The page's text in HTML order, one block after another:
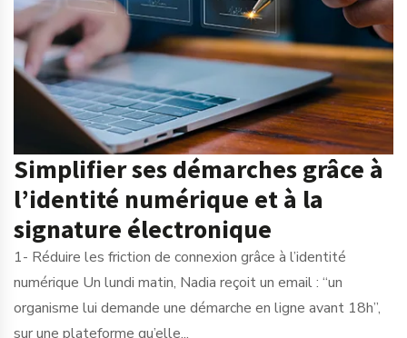
Simplifier ses démarches grâce à
l’identité numérique et à la
signature électronique
1- Réduire les friction de connexion grâce à l’identité
numérique Un lundi matin, Nadia reçoit un email : “un
organisme lui demande une démarche en ligne avant 18h”,
sur une plateforme qu’elle...